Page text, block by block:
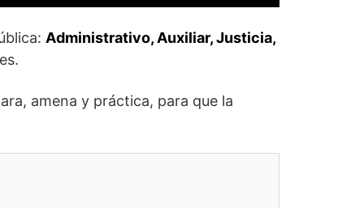
Administrativo, Auxiliar, Justicia,
amena y práctica, para que la